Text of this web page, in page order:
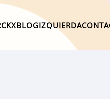
BLOGIZQUIERDA